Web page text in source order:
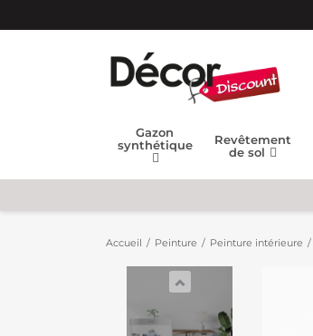
Gazon
synthétique
Revêtement
de sol
Accueil Peinture Peinture intérieure